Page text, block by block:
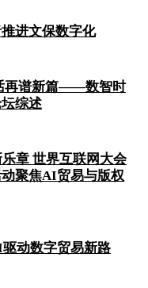
进文保数字化
再谱新篇——数智时
综述
章 世界互联网大会
聚焦AI贸易与版权
动数字贸易新路